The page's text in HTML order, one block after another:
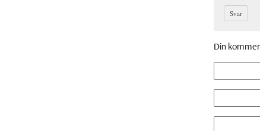
Svar
Din